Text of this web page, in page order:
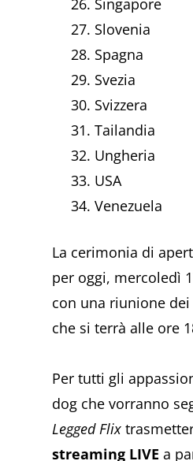
Singapore
Slovenia
Spagna
Svezia
Svizzera
Tailandia
Ungheria
USA
Venezuela
La cerimonia di
per oggi, mercoledì
con una riunione
che si terrà alle ore
Per tutti gli
dog che vorranno
Legged Flix
streaming LIVE a